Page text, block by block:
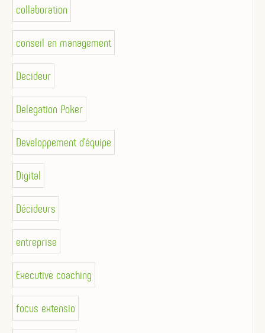
collaboration
conseil en management
Decideur
Delegation Poker
Developpement d'équipe
Digital
Décideurs
entreprise
Executive coaching
focus extensio